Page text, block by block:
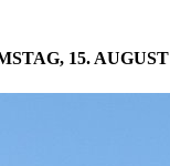
15. AUGUST